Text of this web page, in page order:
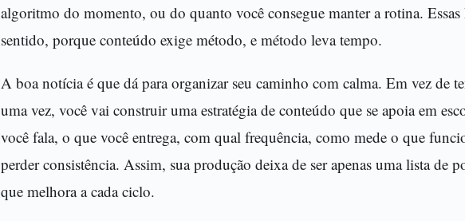
algoritmo do momento, ou do quanto você consegue manter a rotina. Essas
sentido, porque conteúdo exige método, e método leva tempo.
A boa notícia é que dá para organizar seu caminho com calma. Em vez de
uma vez, você vai construir uma estratégia de conteúdo que se apoia em
você fala, o que você entrega, com qual frequência, como mede o que
perder consistência. Assim, sua produção deixa de ser apenas uma lista de
que melhora a cada ciclo.